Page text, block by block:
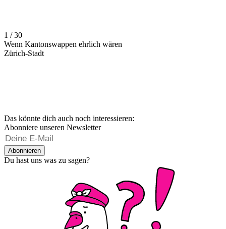
1 / 30
Wenn Kantonswappen ehrlich wären
Zürich-Stadt
Das könnte dich auch noch interessieren:
Abonniere unseren Newsletter
Abonnieren
Du hast uns was zu sagen?